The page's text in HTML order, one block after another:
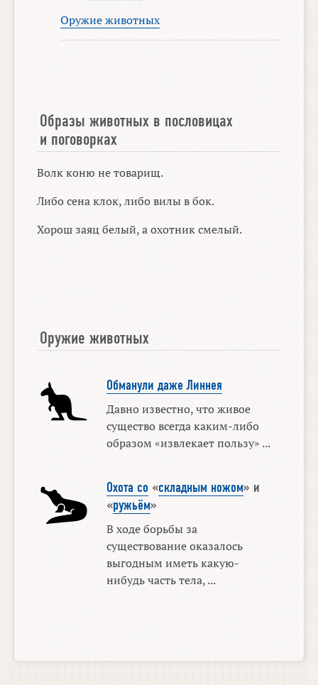
Оружие животных
Образы животных в пословицах
и поговорках
Волк коню не товарищ.
Либо сена клок, либо вилы в бок.
Хорош заяц белый, а охотник смелый.
Оружие животных
Обманули даже Линнея
Давно известно, что живое
существо всегда каким-либо
образом «извлекает пользу» ...
Охота со «складным ножом» и
«ружьём»
В ходе борьбы за
существование оказалось
выгодным иметь какую-
нибудь часть тела, ...